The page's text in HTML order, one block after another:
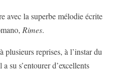
avec la superbe mélodie écrite
Rimes.
plusieurs reprises, à l’instar du
su s’entourer d’excellents